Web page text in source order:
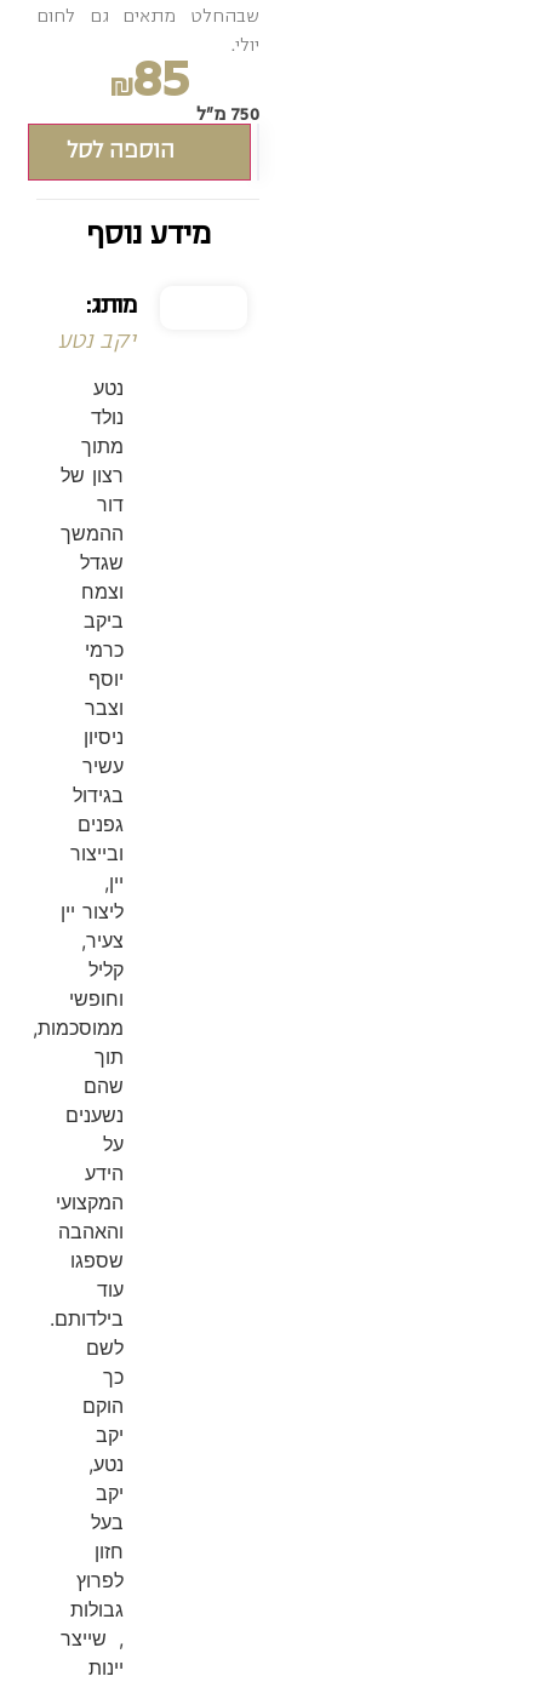
שבהחלט מתאים גם לחום
₪85
הוספה לסל
מידע נוסף
מותג:
יקב נטע
מתוך
רצון של
ההמשך
שגדל
וצמח
ביקב
כרמי
וצבר
ניסיון
עשיר
בגידול
גפנים
ובייצור
ליצור יין
צעיר,
וחופשי
ממוסכמות,
שהם
נשענים
הידע
המקצועי
והאהבה
שספגו
בילדותם.
לשם
הוקם
לפרוץ
גבולות
, שייצר